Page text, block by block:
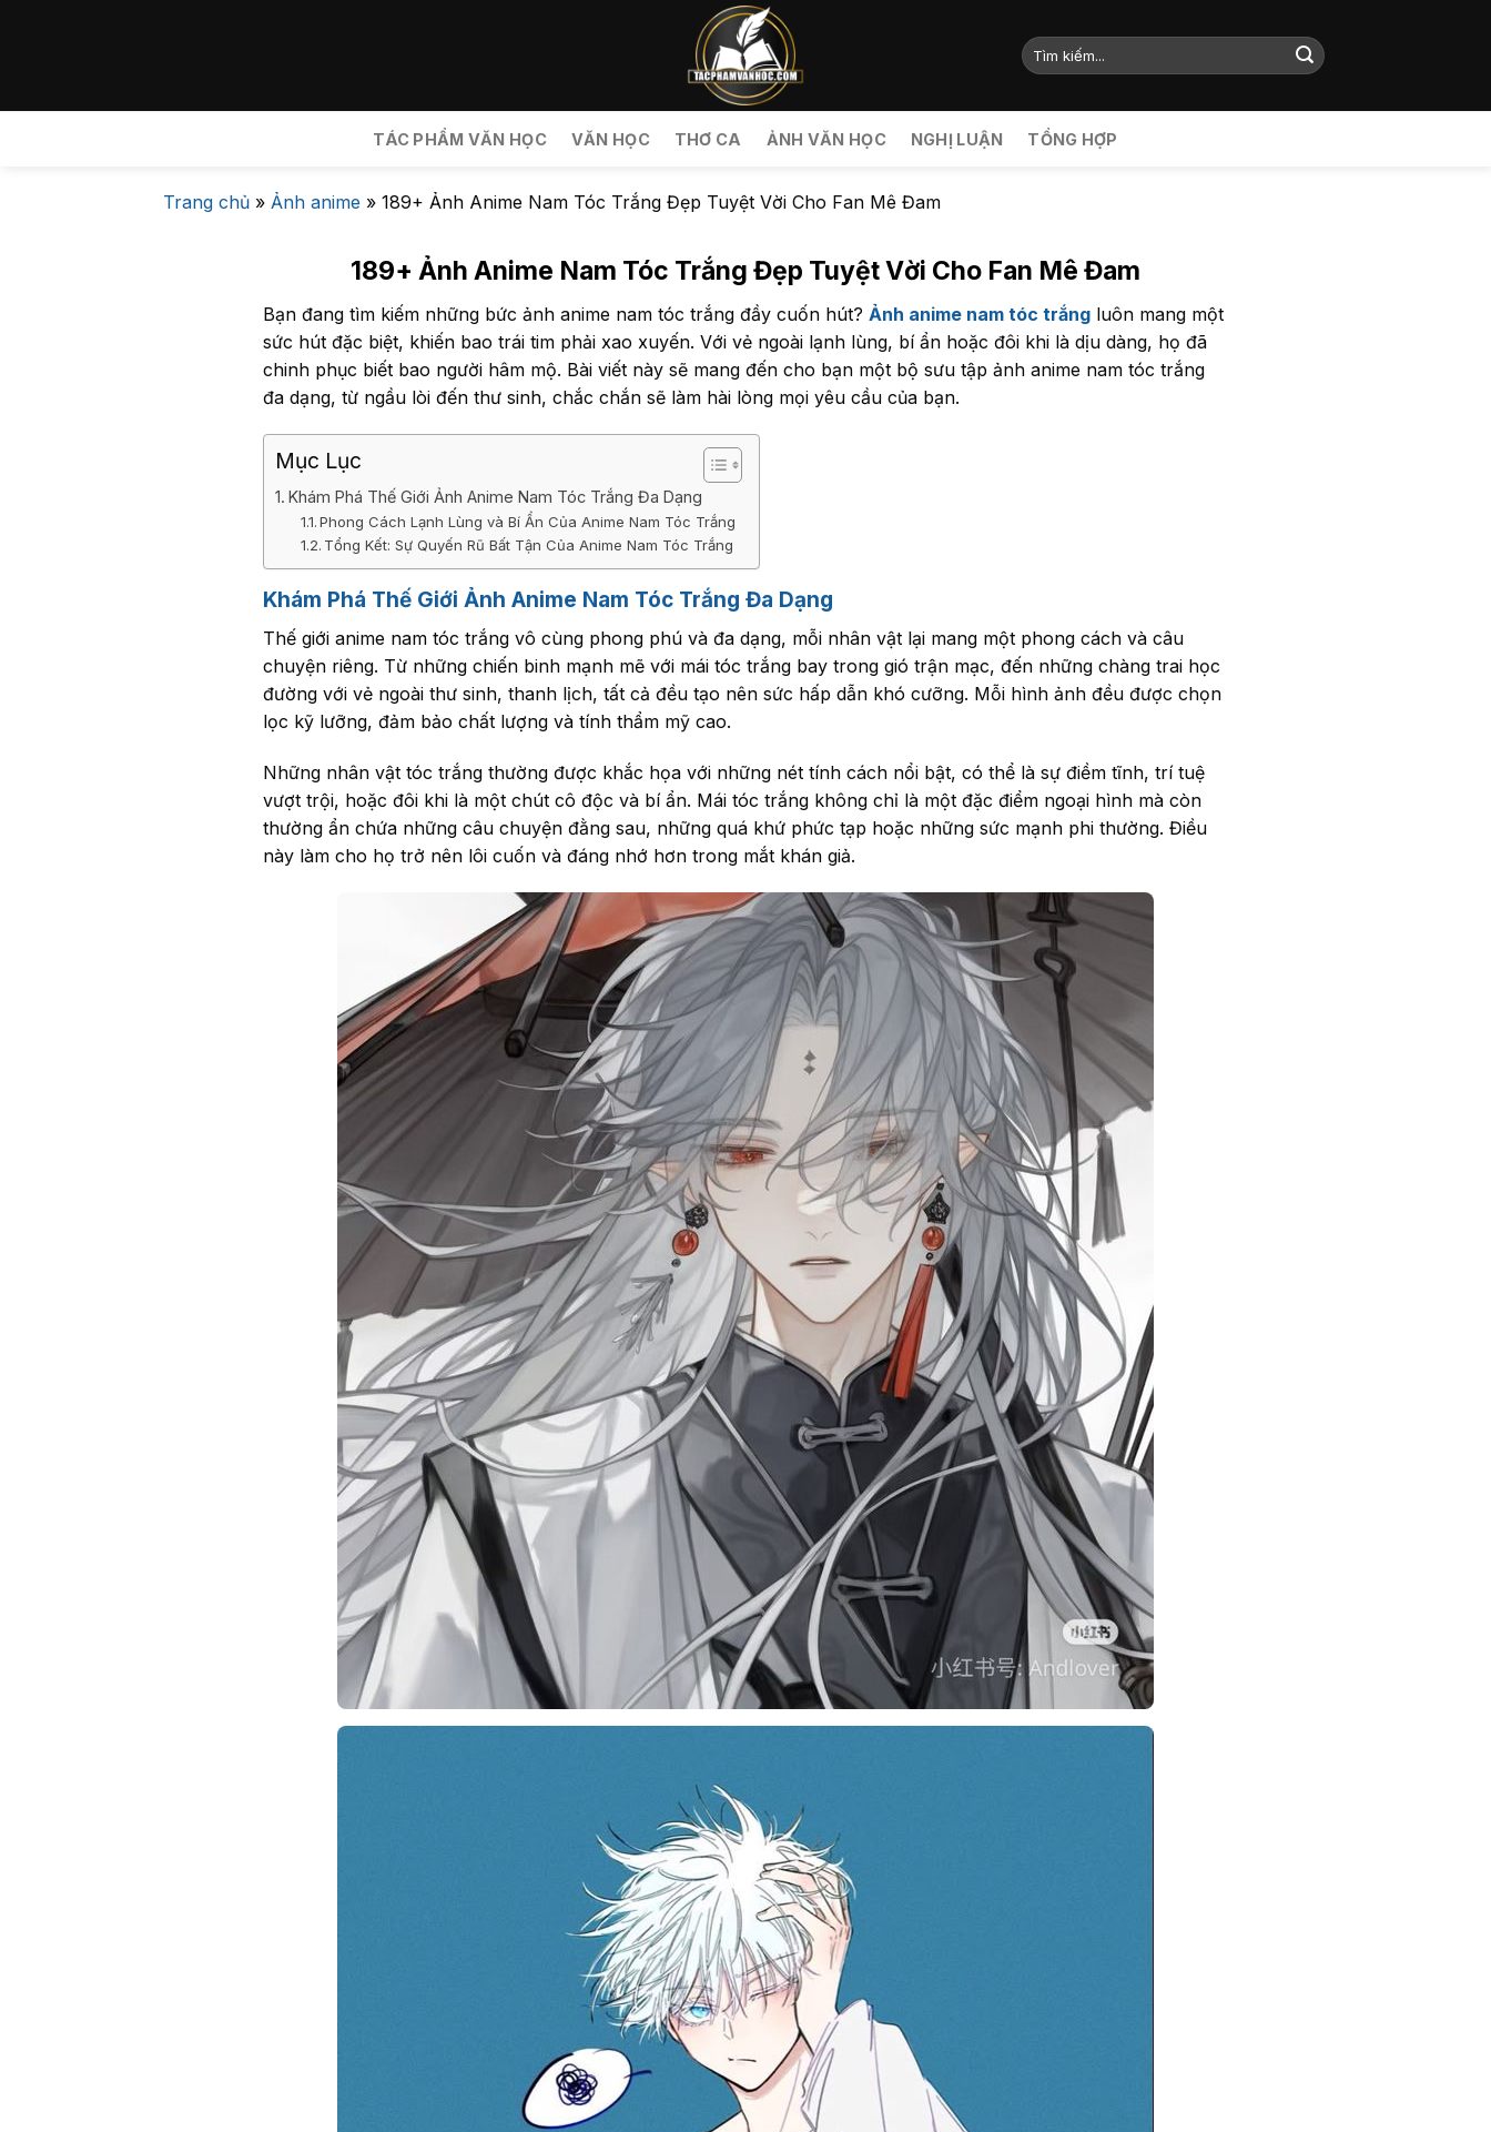
TÁC PHẨM VĂN HỌC VĂN HỌC THƠ CA ẢNH VĂN HỌC NGHỊ LUẬN TỔNG HỢP
Trang chủ » Ảnh anime » 189+ Ảnh Anime Nam Tóc Trắng Đẹp Tuyệt Vời Cho Fan Mê Đam
189+ Ảnh Anime Nam Tóc Trắng Đẹp Tuyệt Vời Cho Fan Mê Đam
Bạn đang tìm kiếm những bức ảnh anime nam tóc trắng đầy cuốn hút? Ảnh anime nam tóc trắng luôn mang một
sức hút đặc biệt, khiến bao trái tim phải xao xuyến. Với vẻ ngoài lạnh lùng, bí ẩn hoặc đôi khi là dịu dàng, họ đã
chinh phục biết bao người hâm mộ. Bài viết này sẽ mang đến cho bạn một bộ sưu tập ảnh anime nam tóc trắng
đa dạng, từ ngầu lòi đến thư sinh, chắc chắn sẽ làm hài lòng mọi yêu cầu của bạn.
Mục Lục
Khám Phá Thế Giới Ảnh Anime Nam Tóc Trắng Đa Dạng
Phong Cách Lạnh Lùng và Bí Ẩn Của Anime Nam Tóc Trắng
Tổng Kết: Sự Quyến Rũ Bất Tận Của Anime Nam Tóc Trắng
Khám Phá Thế Giới Ảnh Anime Nam Tóc Trắng Đa Dạng
Thế giới anime nam tóc trắng vô cùng phong phú và đa dạng, mỗi nhân vật lại mang một phong cách và câu
chuyện riêng. Từ những chiến binh mạnh mẽ với mái tóc trắng bay trong gió trận mạc, đến những chàng trai học
đường với vẻ ngoài thư sinh, thanh lịch, tất cả đều tạo nên sức hấp dẫn khó cưỡng. Mỗi hình ảnh đều được chọn
lọc kỹ lưỡng, đảm bảo chất lượng và tính thẩm mỹ cao.
Những nhân vật tóc trắng thường được khắc họa với những nét tính cách nổi bật, có thể là sự điềm tĩnh, trí tuệ
vượt trội, hoặc đôi khi là một chút cô độc và bí ẩn. Mái tóc trắng không chỉ là một đặc điểm ngoại hình mà còn
thường ẩn chứa những câu chuyện đằng sau, những quá khứ phức tạp hoặc những sức mạnh phi thường. Điều
này làm cho họ trở nên lôi cuốn và đáng nhớ hơn trong mắt khán giả.